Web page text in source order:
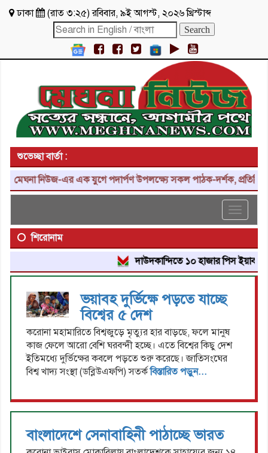
ঢাকা (রাত ৩:২৫)রবিবার, ৯ই আগস্ট, ২০২৬ খ্রিস্টাব্দ
শুভেচ্ছা বার্তা :
মেঘনা নিউজ-এর এক যুগে পদার্পণ উপলক্ষ্যে সকল পাঠক-দর্শক, প্রতিনিধি,
Toggle
শিরোনাম
দাউদকান্দিতে ১০ হাজার পিস ইয়াবা
ভয়াবহ দুর্ভিক্ষে পড়তে যাচ্ছে
বিশ্বের ৫ দেশ
করোনা মহামারিতে বিশ্বজুড়ে মৃত্যুর হার বাড়ছে, ফলে মানুষ
কাজ ফেলে আরো বেশি ঘরবন্দী হচ্ছে। এতে বিশ্বের কিছু দেশ
ইতিমধ্যে দুর্ভিক্ষের কবলে পড়তে শুরু করেছে। জাতিসংঘের
বিশ্ব খাদ্য সংস্থা (ডব্লিউএফপি) সতর্কবিস্তারিত পড়ুন...
বাংলাদেশে সেনাবাহিনী পাঠাচ্ছে ভারত